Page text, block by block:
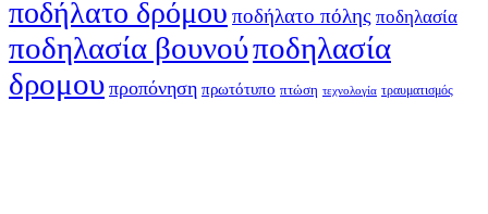
ποδήλατο δρόμου ποδήλατο πόλης ποδηλασία
ποδηλασία βουνούποδηλασία
δρομου προπόνηση πρωτότυπο πτώση τεχνολογία τραυματισμός